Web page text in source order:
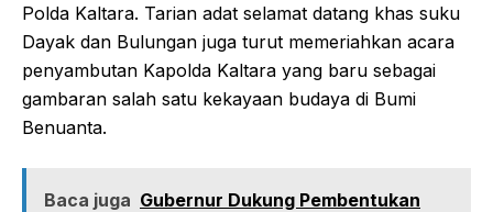
Polda Kaltara. Tarian adat selamat datang khas suku
Dayak dan Bulungan juga turut memeriahkan acara
penyambutan Kapolda Kaltara yang baru sebagai
gambaran salah satu kekayaan budaya di Bumi
Benuanta.
Baca juga Gubernur Dukung Pembentukan